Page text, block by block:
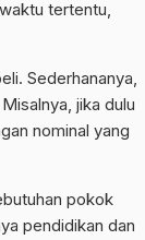
tertentu,
Sederhananya,
jika dulu
nominal yang
pokok
pendidikan dan